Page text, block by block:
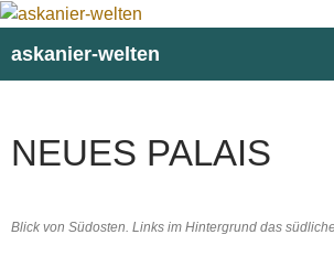
askanier-welten
NEUES PALAIS
Blick von Südosten. Links im Hintergrund das